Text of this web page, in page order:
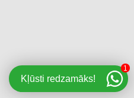
Kļūsti redzamāks!
1